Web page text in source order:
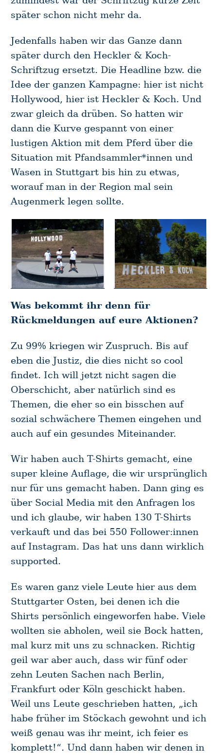
später schon nicht mehr da.
Jedenfalls haben wir das Ganze dann
später durch den Heckler & Koch-
Schriftzug ersetzt. Die Headline bzw. die
Idee der ganzen Kampagne: hier ist nicht
Hollywood, hier ist Heckler & Koch. Und
zwar gleich da drüben. So hatten wir
dann die Kurve gespannt von einer
lustigen Aktion mit dem Pferd über die
Situation mit Pfandsammler*innen und
Wasen in Stuttgart bis hin zu etwas,
worauf man in der Region mal sein
Augenmerk legen sollte.
Was bekommt ihr denn für
Rückmeldungen auf eure Aktionen?
Zu 99% kriegen wir Zuspruch. Bis auf
eben die Justiz, die dies nicht so cool
findet. Ich will jetzt nicht sagen die
Oberschicht, aber natürlich sind es
Themen, die eher so ein bisschen auf
sozial schwächere Themen eingehen und
auch auf ein gesundes Miteinander.
Wir haben auch T-Shirts gemacht, eine
super kleine Auflage, die wir ursprünglich
nur für uns gemacht haben. Dann ging es
über Social Media mit den Anfragen los
und ich glaube, wir haben 130 T-Shirts
verkauft und das bei 550 Follower:innen
auf Instagram. Das hat uns dann wirklich
supported.
Es waren ganz viele Leute hier aus dem
Stuttgarter Osten, bei denen ich die
Shirts persönlich eingeworfen habe. Viele
wollten sie abholen, weil sie Bock hatten,
mal kurz mit uns zu schnacken. Richtig
geil war aber auch, dass wir fünf oder
zehn Leuten Sachen nach Berlin,
Frankfurt oder Köln geschickt haben.
Weil uns Leute geschrieben hatten, „ich
habe früher im Stöckach gewohnt und ich
weiß genau was ihr meint, ich feier es
komplett!“. Und dann haben wir denen in